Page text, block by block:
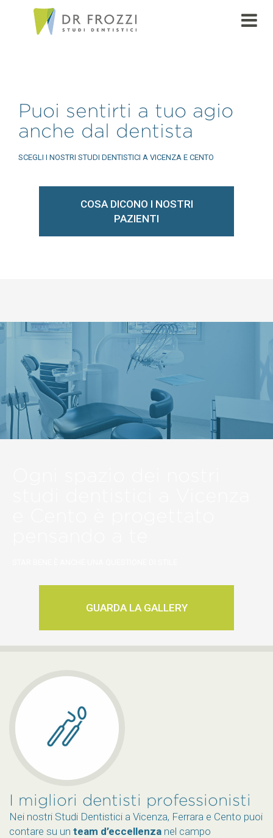
Puoi sentirti a tuo agio
anche dal dentista
SCEGLI I NOSTRI STUDI DENTISTICI A VICENZA E CENTO
COSA DICONO I NOSTRI
PAZIENTI
GUARDA LA GALLERY
I migliori dentisti professionisti
Nei nostri Studi Dentistici a Vicenza, Ferrara e Cento puoi
contare su un team d’eccellenza nel campo